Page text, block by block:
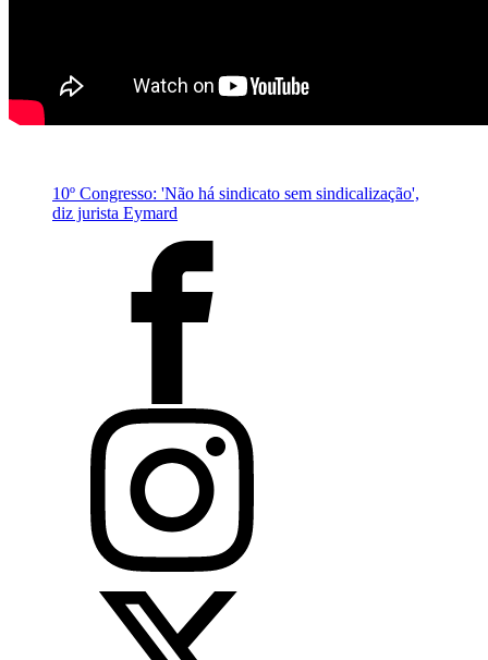
10º Congresso: 'Não há sindicato sem sindicalização',
diz jurista Eymard